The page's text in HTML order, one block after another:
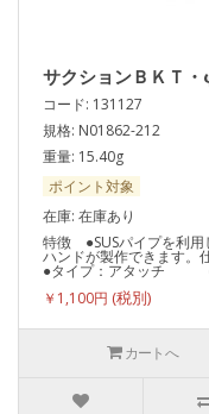
サクションＢＫＴ
コード: 131127
規格: N01862-212
重量: 15.40g
ポイント対象
在庫: 在庫あり
特徴 ●SUSパイプを
ハンドが製作できま
●タイプ：アタッチ
￥1,100円
カートへ